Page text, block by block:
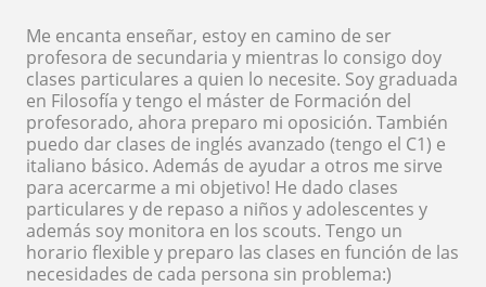
Me encanta enseñar, estoy en camino de ser
profesora de secundaria y mientras lo consigo doy
clases particulares a quien lo necesite. Soy graduada
en Filosofía y tengo el máster de Formación del
profesorado, ahora preparo mi oposición. También
puedo dar clases de inglés avanzado (tengo el C1) e
italiano básico. Además de ayudar a otros me sirve
para acercarme a mi objetivo! He dado clases
particulares y de repaso a niños y adolescentes y
además soy monitora en los scouts. Tengo un
horario flexible y preparo las clases en función de las
necesidades de cada persona sin problema:)